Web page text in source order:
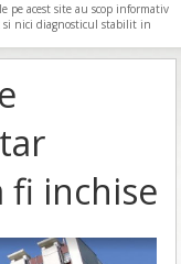
acest site au scop informativ
nici diagnosticul stabilit in
fi inchise